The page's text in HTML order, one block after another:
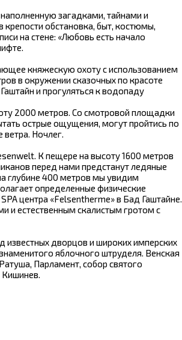
загадками, тайнами и
обстановка, быт, костюмы,
на стене: «Любовь есть начало
княжескую охоту с использованием
в окружении сказочных по красоте
и прогуляться к водопаду
2000 метров. Со смотровой площадки
острые ощущения, могут пройтись по
Ночлег.
К пещере на высоту 1600 метров
перед нами предстанут ледяные
глубине 400 метров мы увидим
определенные физические
центра «Felsentherme» в Бад Гаштайне.
и естественным скалистым гротом с
известных дворцов и широких имперских
яблочного штруделя. Венская
Парламент, собор святого
Кишинев.